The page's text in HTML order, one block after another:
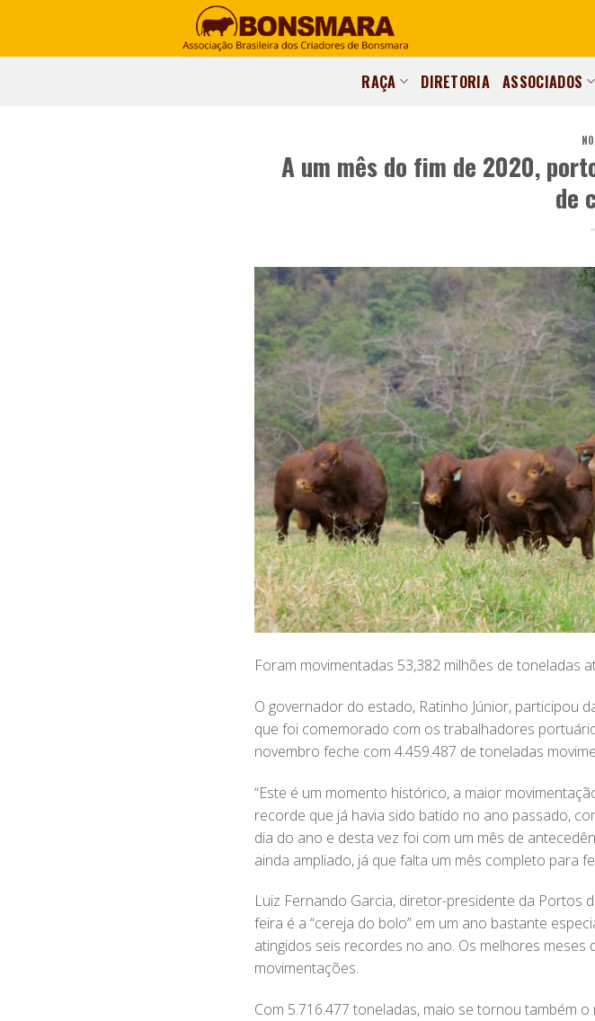
RAÇA DIRETORIA ASSOCIADOS
A um mês do fim de 2020,
de
Foram movimentadas 53,382 milhões de toneladas
O governador do estado, Ratinho Júnior, participou
que foi comemorado com os trabalhadores
novembro feche com 4.459.487 de toneladas
“Este é um momento histórico, a maior
recorde que já havia sido batido no ano passado,
dia do ano e desta vez foi com um mês de
ainda ampliado, já que falta um mês completo para
Luiz Fernando Garcia, diretor-presidente da Portos
feira é a “cereja do bolo” em um ano bastante
atingidos seis recordes no ano. Os melhores
movimentações.
Com 5.716.477 toneladas, maio se tornou também